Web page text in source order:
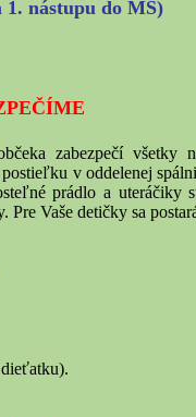
nástupu do MŠ)
zabezpečí všetky
v oddelenej
prádlo a uteráčiky
Pre Vaše detičky sa